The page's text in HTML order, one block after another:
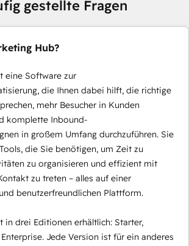
gestellte Fragen
Hub?
eine Software zur
die Ihnen dabei hilft, die richtige
mehr Besucher in Kunden
komplette Inbound-
in großem Umfang durchzuführen. Sie
die Sie benötigen, um Zeit zu
zu organisieren und effizient mit
zu treten – alles auf einer
benutzerfreundlichen Plattform.
in drei Editionen erhältlich: Starter,
Jede Version ist für ein anderes